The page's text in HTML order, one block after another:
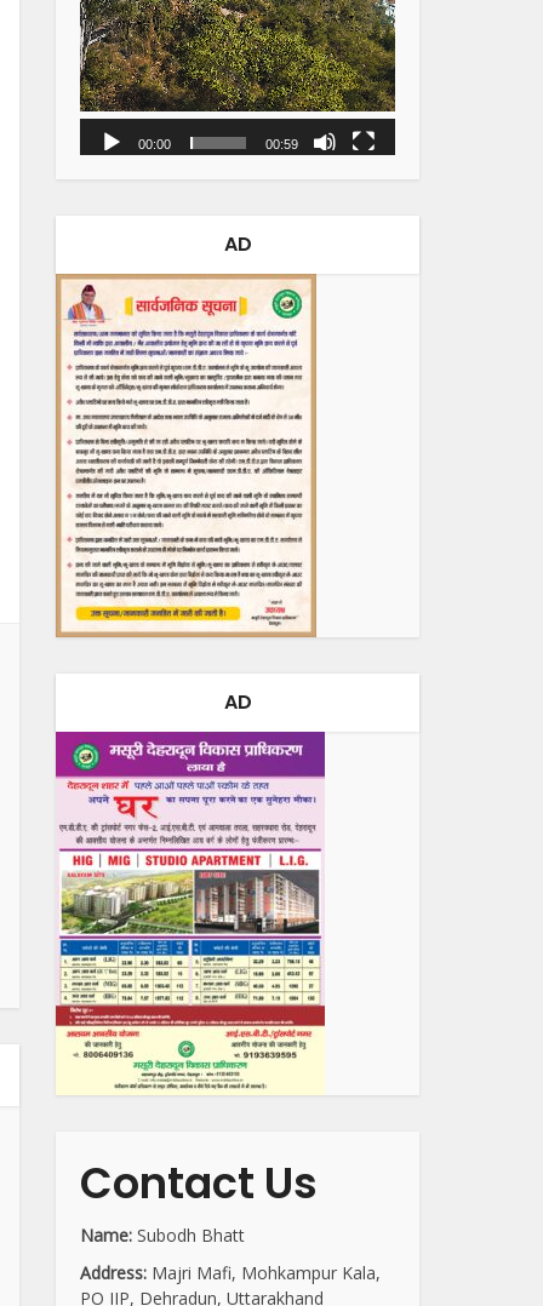
00:00 00:59
AD
AD
Contact Us
Name: Subodh Bhatt
Address: Majri Mafi, Mohkampur Kala,
PO IIP, Dehradun, Uttarakhand